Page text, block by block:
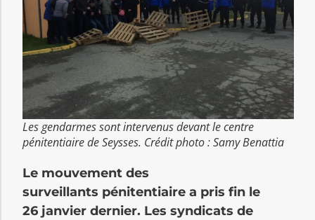
Les gendarmes sont intervenus devant le centre
pénitentiaire de Seysses. Crédit photo : Samy Benattia
Le mouvement des
surveillants pénitentiaire a pris fin le
26 janvier dernier. Les syndicats de